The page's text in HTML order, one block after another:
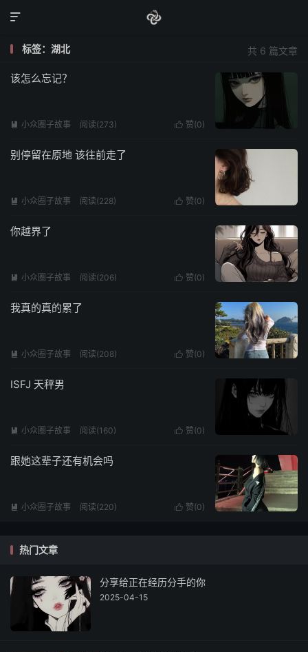

共 6 篇文章
标签：湖北
该怎么忘记？
 赞(0)
 小众圈子故事 阅读(273)
别停留在原地 该往前走了
 赞(0)
 小众圈子故事 阅读(228)
你越界了
 赞(0)
 小众圈子故事 阅读(206)
我真的真的累了
 赞(0)
 小众圈子故事 阅读(208)
ISFJ 天秤男
 赞(0)
 小众圈子故事 阅读(160)
跟她这辈子还有机会吗
 赞(0)
 小众圈子故事 阅读(220)
热门文章
分享给正在经历分手的你
2025-04-15